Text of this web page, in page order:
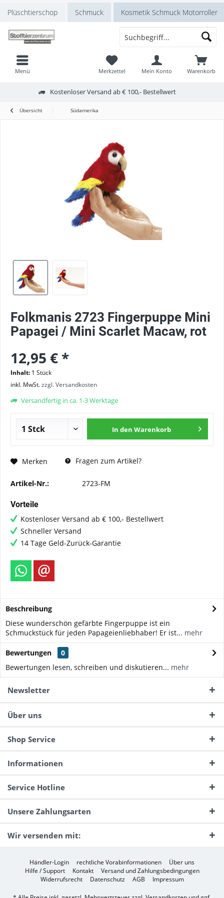
Plüschtierschop Schmuck Kosmetik Schmuck Motorroller
Menü Warenkorb
Merkzettel Mein Konto
Kostenloser Versand ab € 100,- Bestellwert
Übersicht Südamerika
Folkmanis 2723 Fingerpuppe Mini
Papagei / Mini Scarlet Macaw, rot
12,95 € *
Inhalt: 1 Stück
inkl. MwSt.zzgl. Versandkosten
Versandfertig in ca. 1-3 Werktage
In den Warenkorb
Merken Fragen zum Artikel?
Artikel-Nr.: 2723-FM
Vorteile
Kostenloser Versand ab € 100,- Bestellwert
Schneller Versand
14 Tage Geld-Zurück-Garantie
Beschreibung
Diese wunderschön gefärbte Fingerpuppe ist ein
Schmuckstück für jeden Papageienliebhaber! Er ist... mehr
Bewertungen
0
Bewertungen lesen, schreiben und diskutieren... mehr
Newsletter
Über uns
Shop Service
Informationen
Service Hotline
Unsere Zahlungsarten
Wir versenden mit:
Händler-Login rechtliche Vorabinformationen
Über uns
Hilfe / Support
Kontakt
Versand und Zahlungsbedingungen
Widerrufsrecht
Datenschutz AGB Impressum